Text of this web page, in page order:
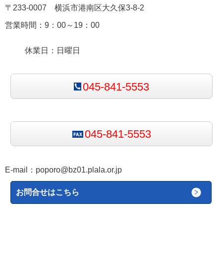
〒233-0007 横浜市港南区大久保3-8-2
営業時間：9：00～19：00
休業日：日曜日
045-841-5553
045-841-5553
E-mail： poporo@bz01.plala.or.jp
お問合せはこちら